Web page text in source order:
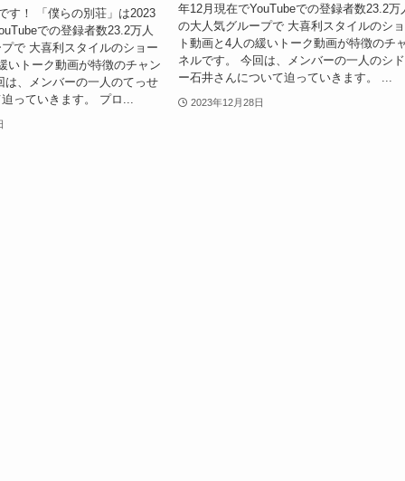
す！ 「僕らの別荘」は2023
での登録者数23.2万人
で 大喜利スタイルのショー
いトーク動画が特徴のチャン
は、メンバーの一人のてっせ
っていきます。 プロ...
年12月現在でYouTubeでの登録者数23.2万
の大人気グループで 大喜利スタイルのシ
ト動画と4人の緩いトーク動画が特徴のチ
ネルです。 今回は、メンバーの一人のシ
ー石井さんについて迫っていきます。 ...
2023年12月28日